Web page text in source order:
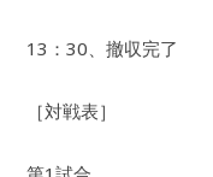
13：30、撤収完了
［対戦表］